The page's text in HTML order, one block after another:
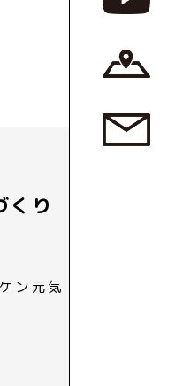
くり
ン元気